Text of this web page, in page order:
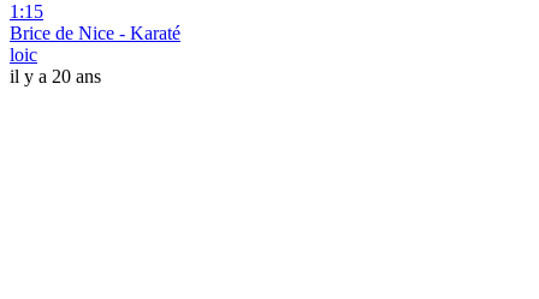
1:15
Brice de Nice - Karaté
loic
il y a 20 ans